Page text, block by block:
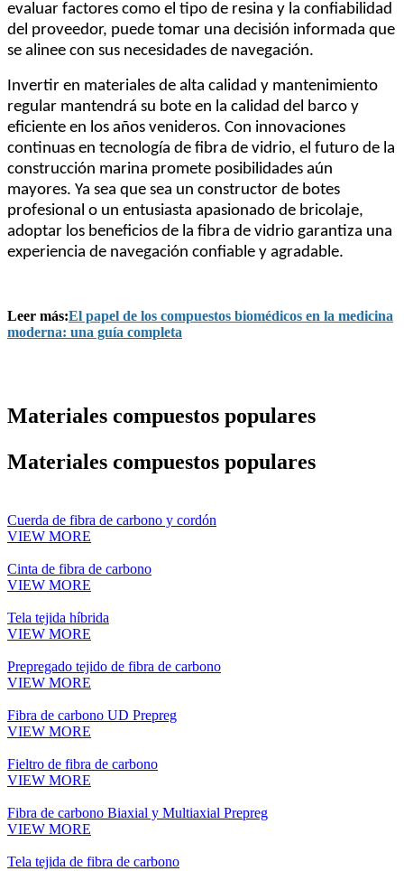
evaluar factores como el tipo de resina y la confiabilidad
del proveedor, puede tomar una decisión informada que
se alinee con sus necesidades de navegación.
Invertir en materiales de alta calidad y mantenimiento
regular mantendrá su bote en la calidad del barco y
eficiente en los años venideros. Con innovaciones
continuas en tecnología de fibra de vidrio, el futuro de la
construcción marina promete posibilidades aún
mayores. Ya sea que sea un constructor de botes
profesional o un entusiasta apasionado de bricolaje,
adoptar los beneficios de la fibra de vidrio garantiza una
experiencia de navegación confiable y agradable.
Leer más:El papel de los compuestos biomédicos en la medicina
moderna: una guía completa
Materiales compuestos populares
Materiales compuestos populares
Cuerda de fibra de carbono y cordón
VIEW MORE
Cinta de fibra de carbono
VIEW MORE
Tela tejida híbrida
VIEW MORE
Prepregado tejido de fibra de carbono
VIEW MORE
Fibra de carbono UD Prepreg
VIEW MORE
Fieltro de fibra de carbono
VIEW MORE
Fibra de carbono Biaxial y Multiaxial Prepreg
VIEW MORE
Tela tejida de fibra de carbono